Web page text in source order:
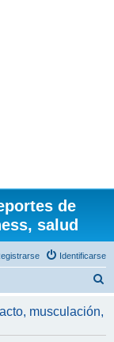
de
salud
Identificarse
c
musculación,